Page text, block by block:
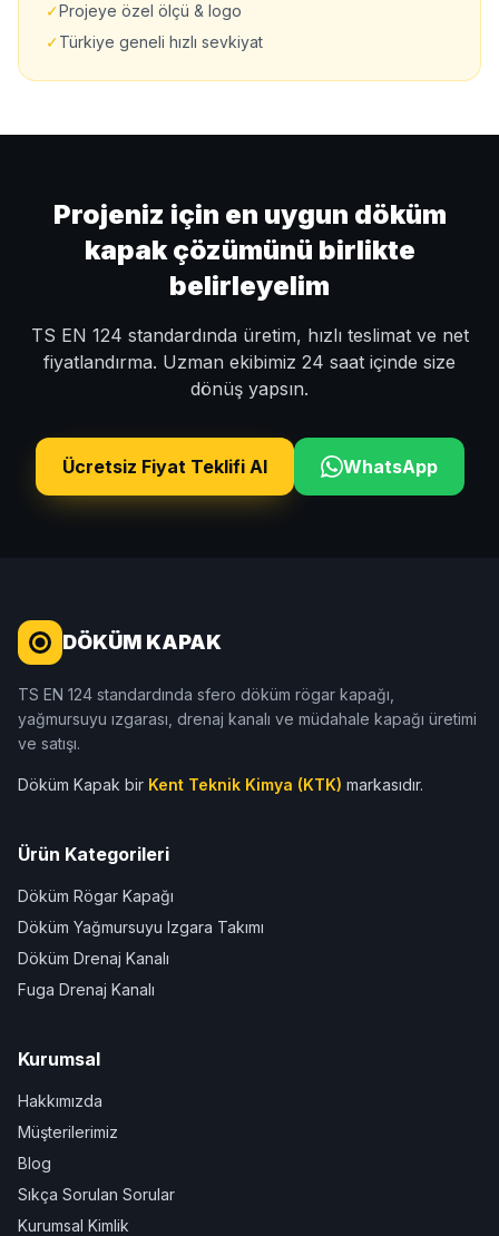
✓Projeye özel ölçü & logo
✓Türkiye geneli hızlı sevkiyat
Projeniz için en uygun döküm
kapak çözümünü birlikte
belirleyelim
TS EN 124 standardında üretim, hızlı teslimat ve net
fiyatlandırma. Uzman ekibimiz 24 saat içinde size
dönüş yapsın.
Ücretsiz Fiyat Teklifi Al WhatsApp
DÖKÜM KAPAK
TS EN 124 standardında sfero döküm rögar kapağı,
yağmursuyu ızgarası, drenaj kanalı ve müdahale kapağı üretimi
ve satışı.
Döküm Kapak bir Kent Teknik Kimya (KTK) markasıdır.
Ürün Kategorileri
Döküm Rögar Kapağı
Döküm Yağmursuyu Izgara Takımı
Döküm Drenaj Kanalı
Fuga Drenaj Kanalı
Kurumsal
Hakkımızda
Müşterilerimiz
Blog
Sıkça Sorulan Sorular
Kurumsal Kimlik